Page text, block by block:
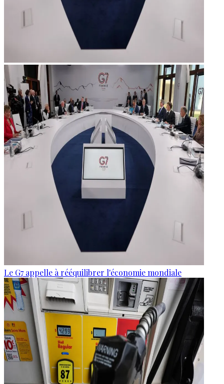
Le G7 appelle à rééquilibrer l'économie mondiale